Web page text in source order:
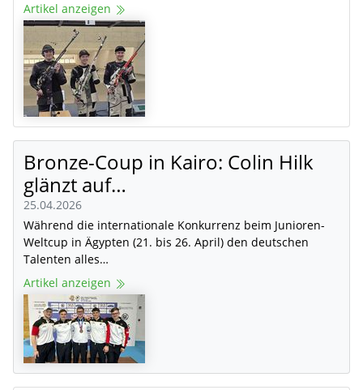
Artikel anzeigen
Bronze-Coup in Kairo: Colin Hilk
glänzt auf…
25.04.2026
Während die internationale Konkurrenz beim Junioren-
Weltcup in Ägypten (21. bis 26. April) den deutschen
Talenten alles…
Artikel anzeigen